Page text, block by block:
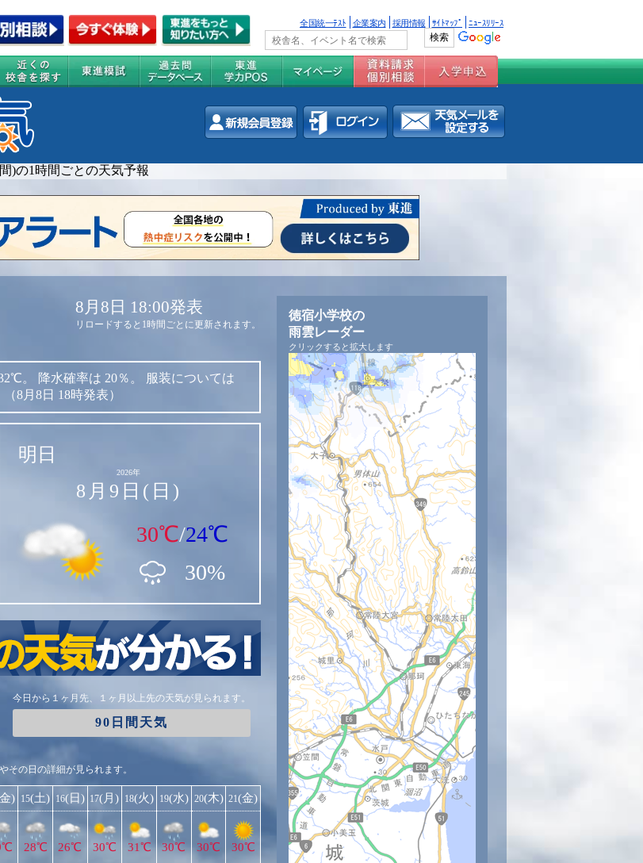
全国統一ﾃｽﾄ 企業案内 採用情報 ｻｲﾄﾏｯﾌﾟ ﾆｭｰｽﾘﾘｰｽ
)の1時間ごとの天気予報
8月8日 18:00発表
リロードすると1時間ごとに更新されます。
。 降水確率は 20％。
服装については
（8月8日 18時発表）
明日
2026年
8月9日(日)
30℃/24℃
30%
今日から１ヶ月先、１ヶ月以上先の天気が見られます。
90日間天気
その日の詳細が見られます。
) 15(土)
28℃
16(日)
26℃
17(月)
30℃
18(火)
31℃
19(水)
30℃
20(木)
30℃
21(金)
30℃
徳宿小学校の
雨雲レーダー
クリックすると拡大します